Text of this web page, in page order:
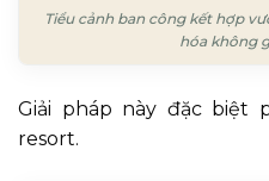
Tiểu cảnh ban công kết hợp
hóa không
Giải pháp này đặc biệt
resort.